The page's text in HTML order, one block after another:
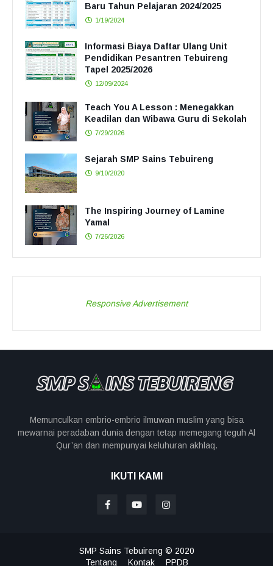
Baru Tahun Pelajaran 2024/2025
1/19/2024
Informasi Biaya Daftar Ulang Unit
Pendidikan Pesantren Tebuireng
Tapel 2025/2026
12/09/2024
Teach You A Lesson : Menegakkan
Keadilan dan Wibawa Guru di Sekolah
7/29/2026
Sejarah SMP Sains Tebuireng
9/10/2020
The Inspiring Journey of Lamine
Yamal
7/26/2026
Responsive Advertisement
Memunculkan embrio-embrio ilmuwan muslim yang bisa
mewarnai peradaban dunia dengan tetap memegang teguh Al
Qur’an dan mempunyai keluhuran akhlaq.
IKUTI KAMI
SMP Sains Tebuireng © 2020
Tentang
Kontak PPDB